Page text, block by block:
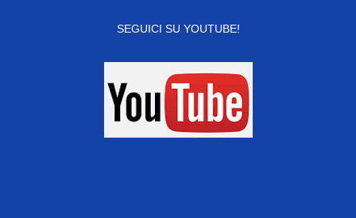
SEGUICI SU YOUTUBE!